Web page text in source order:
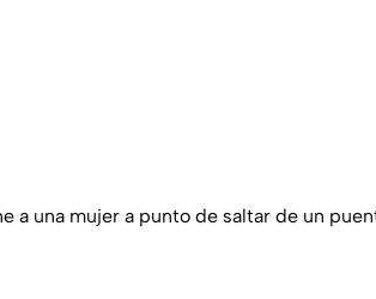
a una mujer a punto de saltar de un